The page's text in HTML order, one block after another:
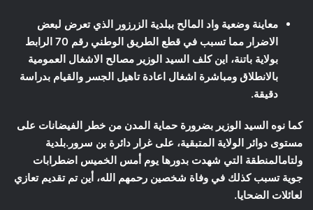
معاينة وضعية واد المالح ببلدية الزرزور الذي تعرض لبعض
الاضرار مما تسبب في قطع الطريق الوطني رقم 70 الرابط
بولاية باتنة، اين كلف السيد الوزير مصالح الاشغال العمومية
بالانطلاق ومباشرة اشغال اعادة تاهيل الجسر والقيام بدراسة
دقيقة.
كما نوه السيد الوزير بضرورة حماية المدن من خطر الفيضانات على
مستوى دوائر الولاية المتبقية، على غرار دائرة بن سرور.بلدية
ولتامالمنطقة التي شهدت بدورها يوم أمس الخميس اضطرابات
جوية تسبب كذلك في وفاة شخصين رحمهم الله، أين تم تقديم تعازي
لعائلات الضحايا.